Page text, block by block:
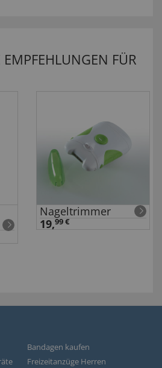
FÜR
Nageltrimmer
19,99 €
Bandagen kaufen
Freizeitanzüge Herren